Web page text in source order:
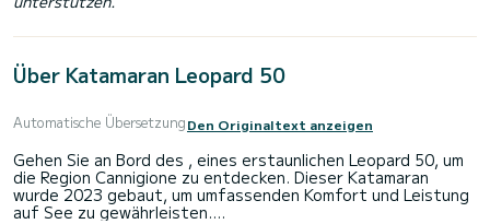
Über Katamaran Leopard 50
Automatische ÜbersetzungDen Originaltext anzeigen
Gehen Sie an Bord des , eines erstaunlichen Leopard 50, um
die Region Cannigione zu entdecken. Dieser Katamaran
wurde 2023 gebaut, um umfassenden Komfort und Leistung
auf See zu gewährleisten.